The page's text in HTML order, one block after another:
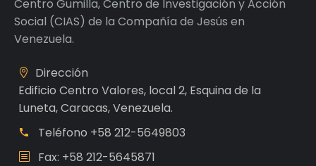
Centro Gumilla, Centro de Investigación y Acción
Social (CIAS) de la Compañía de Jesús en
Venezuela.
Dirección
Edificio Centro Valores, local 2, Esquina de la
Luneta, Caracas, Venezuela.
Teléfono +58 212-5649803
Fax: +58 212-5645871